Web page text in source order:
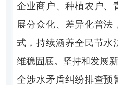
企业商户、种植农户、
展分众化、差异化普法
式，持续涵养全民节水
维稳固底。 坚持和发展
全涉水矛盾纠纷排查预